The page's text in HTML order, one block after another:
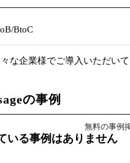
BtoC
な企業様でご導入いただい
の事例
無料の事例
いる事例はありません